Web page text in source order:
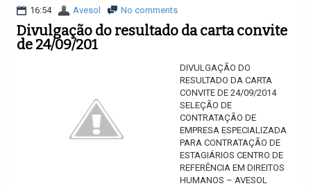
16:54 Avesol No comments
Divulgação do resultado da carta convite
de 24/09/201
DIVULGAÇÃO DO
RESULTADO DA CARTA
CONVITE DE 24/09/2014
SELEÇÃO DE
CONTRATAÇÃO DE
EMPRESA ESPECIALIZADA
PARA CONTRATAÇÃO DE
ESTAGIÁRIOS CENTRO DE
REFERÊNCIA EM DIREITOS
HUMANOS – AVESOL